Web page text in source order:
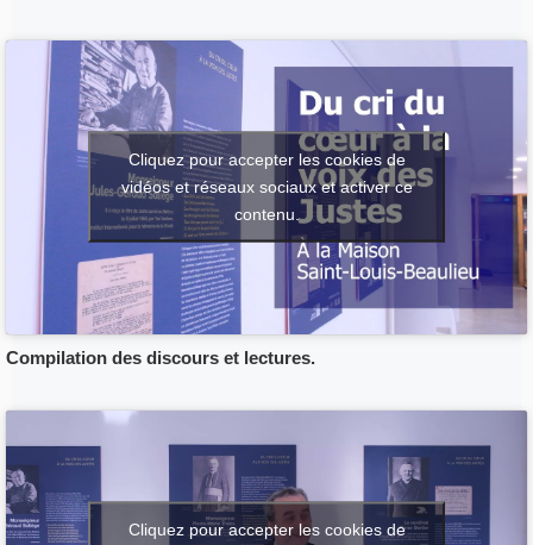
Cliquez pour accepter les cookies de
vidéos et réseaux sociaux et activer ce
contenu.
Compilation des discours et lectures.
Cliquez pour accepter les cookies de